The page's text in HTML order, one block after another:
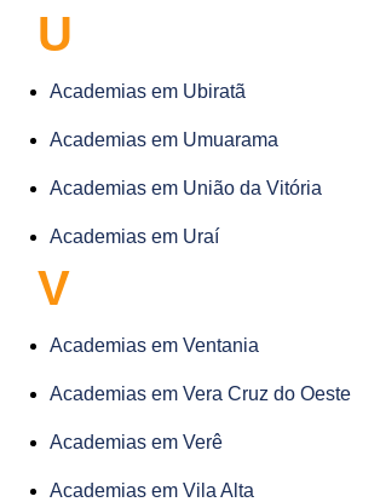
U
Academias em Ubiratã
Academias em Umuarama
Academias em União da Vitória
Academias em Uraí
V
Academias em Ventania
Academias em Vera Cruz do Oeste
Academias em Verê
Academias em Vila Alta